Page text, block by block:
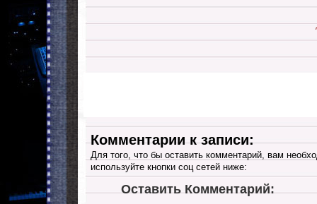
Комментарии к записи:
Для того, что бы оставить комментарий, вам
используйте кнопки соц сетей ниже:
Оставить Комментарий: